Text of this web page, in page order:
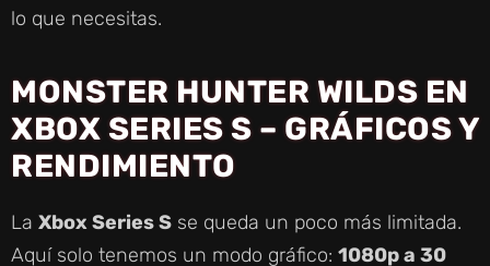
lo que necesitas.
MONSTER HUNTER WILDS EN
XBOX SERIES S – GRÁFICOS Y
RENDIMIENTO
La Xbox Series S se queda un poco más limitada.
Aquí solo tenemos un modo gráfico: 1080p a 30